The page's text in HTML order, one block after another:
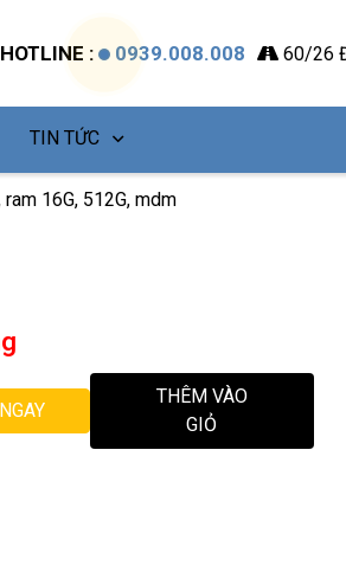
HOTLINE : 0939.008.008 60/26
TIN TỨC
16G, 512G, mdm
THÊM VÀO
GIỎ